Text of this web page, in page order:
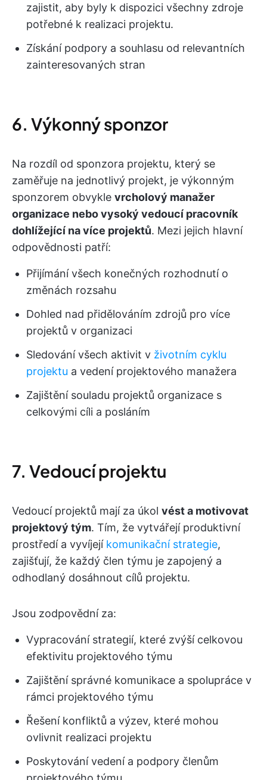
zajistit, aby byly k dispozici všechny zdroje
potřebné k realizaci projektu.
Získání podpory a souhlasu od relevantních
zainteresovaných stran
6. Výkonný sponzor
Na rozdíl od sponzora projektu, který se
zaměřuje na jednotlivý projekt, je výkonným
sponzorem obvykle vrcholový manažer
organizace nebo vysoký vedoucí pracovník
dohlížející na více projektů. Mezi jejich hlavní
odpovědnosti patří:
Přijímání všech konečných rozhodnutí o
změnách rozsahu
Dohled nad přidělováním zdrojů pro více
projektů v organizaci
Sledování všech aktivit v životním cyklu
projektu a vedení projektového manažera
Zajištění souladu projektů organizace s
celkovými cíli a posláním
7. Vedoucí projektu
Vedoucí projektů mají za úkol vést a motivovat
projektový tým. Tím, že vytvářejí produktivní
prostředí a vyvíjejí komunikační strategie,
zajišťují, že každý člen týmu je zapojený a
odhodlaný dosáhnout cílů projektu.
Jsou zodpovědní za:
Vypracování strategií, které zvýší celkovou
efektivitu projektového týmu
Zajištění správné komunikace a spolupráce v
rámci projektového týmu
Řešení konfliktů a výzev, které mohou
ovlivnit realizaci projektu
Poskytování vedení a podpory členům